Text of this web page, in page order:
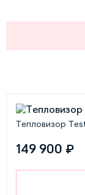
Тепловизор
149 900 ₽